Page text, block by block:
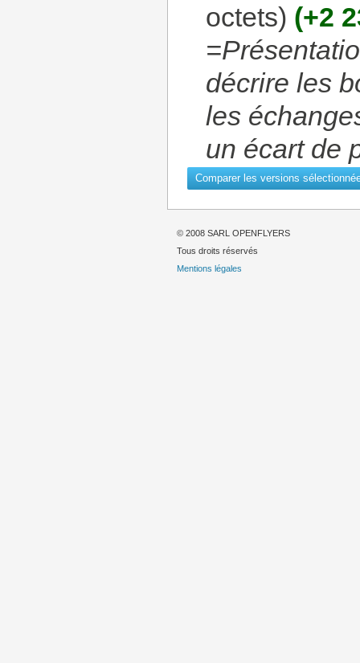
octets) (+2
décrire les
les
un écart de
© 2008 SARL OPENFLYERS
Tous droits réservés
Mentions légales